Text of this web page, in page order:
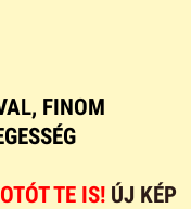
FINOM
TE IS! ÚJ KÉP